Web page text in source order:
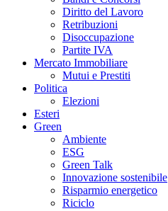
Diritto del Lavoro
Retribuzioni
Disoccupazione
Partite IVA
Mercato Immobiliare
Mutui e Prestiti
Politica
Elezioni
Esteri
Green
Ambiente
ESG
Green Talk
Innovazione sostenibile
Risparmio energetico
Riciclo